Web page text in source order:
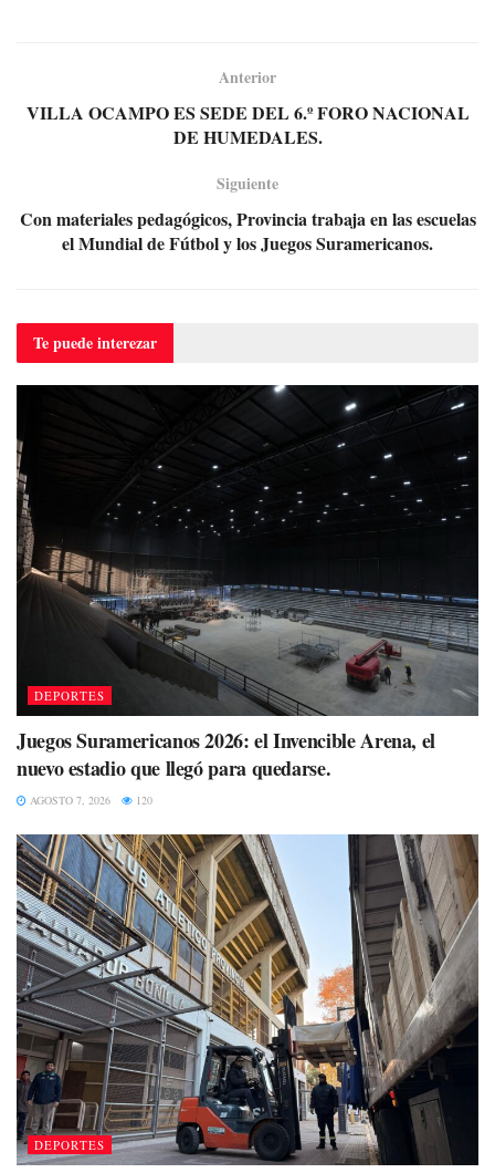
Anterior
VILLA OCAMPO ES SEDE DEL 6.º FORO NACIONAL
DE HUMEDALES.
Siguiente
Con materiales pedagógicos, Provincia trabaja en las escuelas
el Mundial de Fútbol y los Juegos Suramericanos.
Te puedeinterezar
DEPORTES
Juegos Suramericanos 2026: el Invencible Arena, el
nuevo estadio que llegó para quedarse.
AGOSTO 7, 2026 120
DEPORTES